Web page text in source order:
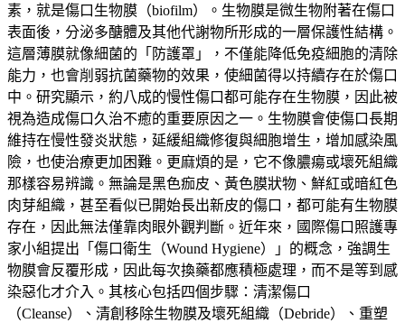
素，就是傷口生物膜（biofilm）。生物膜是微生物附著在傷口
表面後，分泌多醣體及其他代謝物所形成的一層保護性結構。
這層薄膜就像細菌的「防護罩」，不僅能降低免疫細胞的清除
能力，也會削弱抗菌藥物的效果，使細菌得以持續存在於傷口
中。研究顯示，約八成的慢性傷口都可能存在生物膜，因此被
視為造成傷口久治不癒的重要原因之一。生物膜會使傷口長期
維持在慢性發炎狀態，延緩組織修復與細胞增生，增加感染風
險，也使治療更加困難。更麻煩的是，它不像膿瘍或壞死組織
那樣容易辨識。無論是黑色痂皮、黃色膜狀物、鮮紅或暗紅色
肉芽組織，甚至看似已開始長出新皮的傷口，都可能有生物膜
存在，因此無法僅靠肉眼外觀判斷。近年來，國際傷口照護專
家小組提出「傷口衛生（Wound Hygiene）」的概念，強調生
物膜會反覆形成，因此每次換藥都應積極處理，而不是等到感
染惡化才介入。其核心包括四個步驟：清潔傷口
（Cleanse）、清創移除生物膜及壞死組織（Debride）、重塑